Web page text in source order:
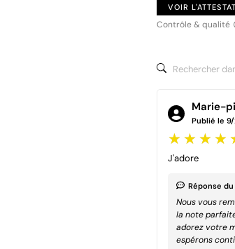
VOIR
Contrôle & qualité
Marie-
Publié le
J'adore
Réponse
Nous vous
la note
adorez votre
espérons